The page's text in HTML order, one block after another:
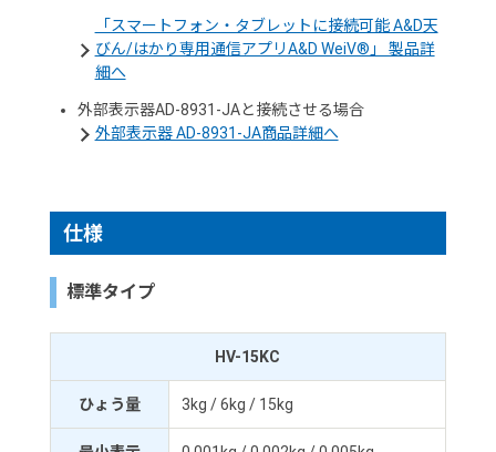
「スマートフォン・タブレットに接続可能 A&D天
びん/はかり専用通信アプリA&D WeiV®」 製品詳
細へ
外部表示器AD-8931-JAと接続させる場合
外部表示器 AD-8931-JA商品詳細へ
仕様
標準タイプ
HV-15KC
ひょう量 3kg / 6kg / 15kg